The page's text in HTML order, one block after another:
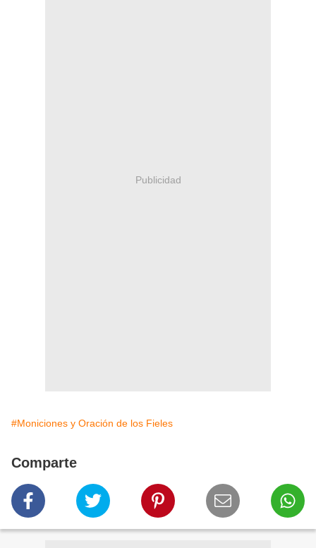
Publicidad
#Moniciones y Oración de los Fieles
Comparte